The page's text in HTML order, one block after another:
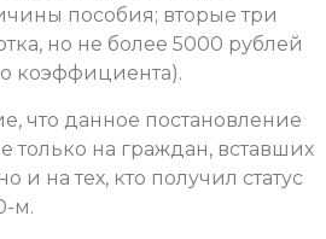
пособия; вторые три
но не более 5000 рублей
коэффициента).
что данное постановление
только на граждан, вставших
и на тех, кто получил статус
м.